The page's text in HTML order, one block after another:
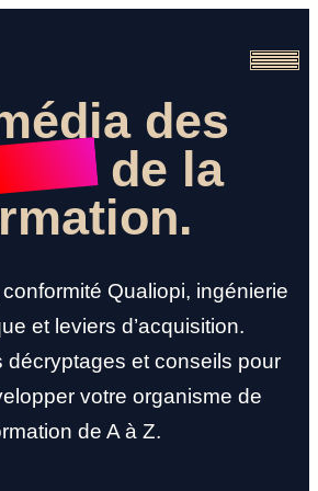
des
de la
Qualiopi, ingénierie
et leviers d’acquisition.
décryptages et conseils pour
votre organisme de
de A à Z.